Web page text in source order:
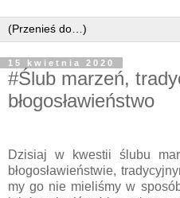
15 kwietnia 2020
#Ślub marzeń,
błogosławieństwo
Dzisiaj w kwestii ślubu
błogosławieństwie,
my go nie mieliśmy w